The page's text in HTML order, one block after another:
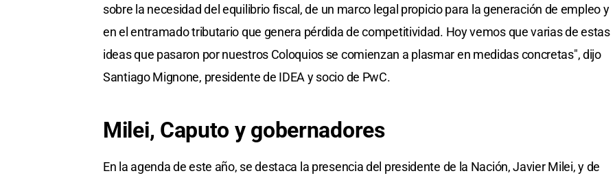
sobre la necesidad del equilibrio fiscal, de un marco legal propicio para la generación de empleo y
en el entramado tributario que genera pérdida de competitividad. Hoy vemos que varias de estas
ideas que pasaron por nuestros Coloquios se comienzan a plasmar en medidas concretas", dijo
Santiago Mignone, presidente de IDEA y socio de PwC.
Milei, Caputo y gobernadores
En la agenda de este año, se destaca la presencia del presidente de la Nación, Javier Milei, y de